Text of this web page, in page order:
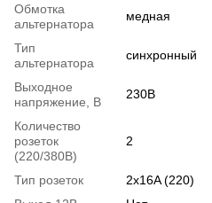
Обмотка
альтернатора
медная
Тип
альтернатора
синхронный
Выходное
напряжение, В
230В
Количество
розеток
(220/380В)
2
Тип розеток
2x16A (220)